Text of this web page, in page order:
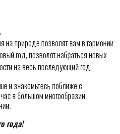
на природе позволят вам в гармонии
год, позволят набраться новых
на весь последующий год.
и знакомьтесь поближе с
в большом многообразии
года!